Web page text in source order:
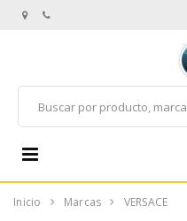
Inicio Marcas VERSACE